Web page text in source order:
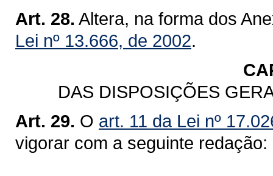
Art. 28. Altera, na forma dos
Lei nº 13.666, de 2002.
DAS DISPOSIÇÕES
Art. 29. O art. 11 da Lei nº
vigorar com a seguinte redação: